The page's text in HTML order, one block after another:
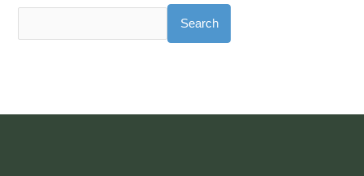
Search